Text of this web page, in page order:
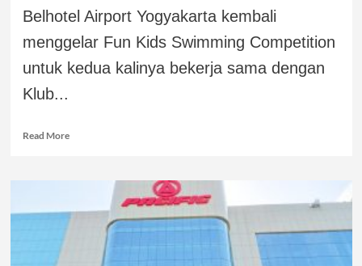
Belhotel Airport Yogyakarta kembali
menggelar Fun Kids Swimming Competition
untuk kedua kalinya bekerja sama dengan
Klub...
Read More